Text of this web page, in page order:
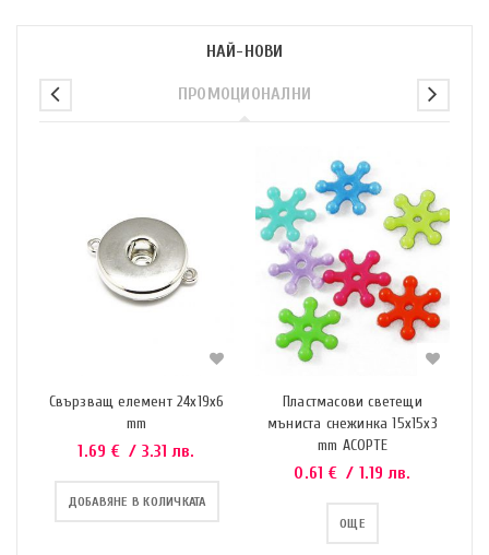
НАЙ-НОВИ
ПРОМОЦИОНАЛНИ
Свързващ елемент 24х19х6
mm
1.69 € / 3.31 лв.
ДОБАВЯНЕ В КОЛИЧКАТА
Пластмасови светещи
мъниста снежинка 15x15x3
mm АСОРТЕ
0.61 € / 1.19 лв.
ОЩЕ